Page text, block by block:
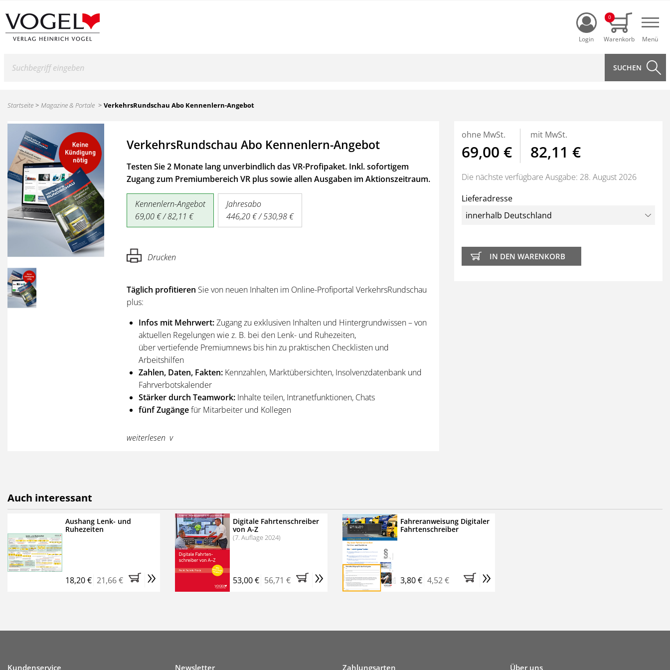
Login
0
Startseite Magazine & Portale VerkehrsRundschau Abo Kennenlern-Angebot
VerkehrsRundschau Abo Kennenlern-Angebot
Testen Sie 2 Monate lang unverbindlich das VR-Profipaket. Inkl. sofortigem
Zugang zum Premiumbereich VR plus sowieallen Ausgaben im Aktionszeitraum.
Kennenlern-Angebot
69,00 € / 82,11 €
Jahresabo
446,20 € / 530,98 €
Drucken
Täglich profitieren Sie von neuen Inhalten im Online-Profiportal VerkehrsRundschau
plus:
Infos mit Mehrwert:Zugang zu exklusiven Inhalten und Hintergrundwissen – von
aktuellen Regelungen wie z. B. bei den Lenk- und Ruhezeiten,
über vertiefende Premiumnews bis hin zu praktischen Checklisten und
Arbeitshilfen
Zahlen, Daten, Fakten: Kennzahlen, Marktübersichten, Insolvenzdatenbank und
Fahrverbotskalender
Stärker durch Teamwork: Inhalte teilen, Intranetfunktionen, Chats
fünf Zugängefür Mitarbeiter und Kollegen
Sie erhaltenalle Ausgaben
Kostenfreie Online-Seminare
Bestellen Sie jetzt das VerkehrsRundschau Profipaket im Kennenlern-Abo für zwei
Monate (inkl. der derzeitig gesetzlichen MwSt. und Versandkosten).Nach 2 Monaten
brauchen Sie nichts weiter tun, das Abonnement endet automatisch, es
entstehen keine weiteren Verpflichtungen.
weiterlesen
ohne MwSt.
69,00 €
mit MwSt.
82,11 €
Die nächste verfügbare Ausgabe: 28. August 2026
Lieferadresse
Auch interessant
Aushang Lenk- und
Ruhezeiten
18,20 € 21,66 € »
Digitale Fahrtenschreiber
von A-Z
(7. Auflage 2024)
53,00 € 56,71 € »
Fahreranweisung Digitaler
Fahrtenschreiber
3,80 € 4,52 € »
Kundenservice Newsletter Zahlungsarten Über uns